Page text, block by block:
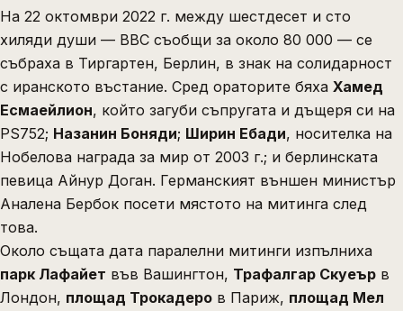
На 22 октомври 2022 г. между шестдесет и сто
хиляди души — BBC съобщи за около 80 000 — се
събраха в Тиргартен, Берлин, в знак на солидарност
с иранското въстание. Сред ораторите бяха Хамед
Есмаейлион, който загуби съпругата и дъщеря си на
PS752; Назанин Боняди; Ширин Ебади, носителка на
Нобелова награда за мир от 2003 г.; и берлинската
певица Айнур Доган. Германският външен министър
Аналена Бербок посети мястото на митинга след
това.
Около същата дата паралелни митинги изпълниха
парк Лафайет във Вашингтон, Трафалгар Скуеър в
Лондон, площад Трокадеро в Париж, площад Мел